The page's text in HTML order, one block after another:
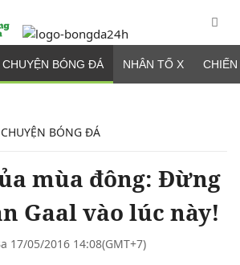
CHUYỆN BÓNG ĐÁ NHÂN TỐ X
BÓNG ĐÁ
mùa đông: Đừng
Gaal vào lúc này!
17/05/2016 14:08(GMT+7)